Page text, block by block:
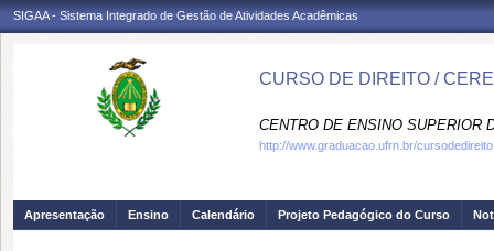
SIGAA - Sistema Integrado de Gestão de Atividades Acadêmicas
CURSO DE DIREITO /
CENTRO DE ENSINO SUPERIOR
http://www.graduacao.ufrn.br/cursodedireito
Apresentação Ensino Calendário Projeto Pedagógico do Curso